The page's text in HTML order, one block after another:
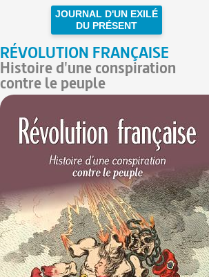
JOURNAL D'UN EXILÉ
DU PRÉSENT
RÉVOLUTION FRANÇAISE
Histoire d'une conspiration
contre le peuple